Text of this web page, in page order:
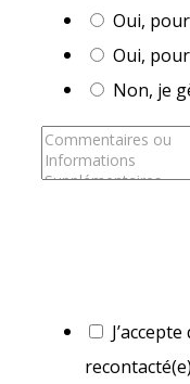
Oui,
Oui,
Non, je